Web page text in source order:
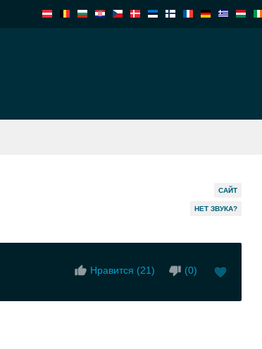
САЙТ
HЕТ ЗВУКА?
Нравится (21) (0)